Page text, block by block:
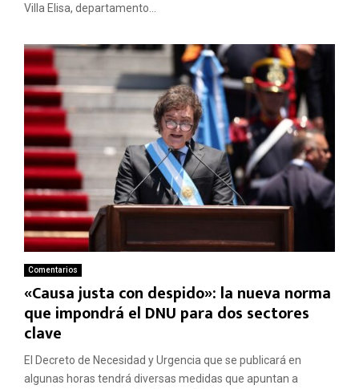
Villa Elisa, departamento...
Comentarios
«Causa justa con despido»: la nueva norma
que impondrá el DNU para dos sectores
clave
El Decreto de Necesidad y Urgencia que se publicará en
algunas horas tendrá diversas medidas que apuntan a